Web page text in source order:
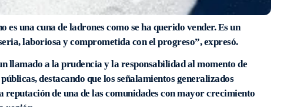
es una cuna de ladrones como se ha querido vender. Es un
laboriosa y comprometida con el progreso”, expresó.
llamado a la prudencia y la responsabilidad al momento de
destacando que los señalamientos generalizados
reputación de una de las comunidades con mayor crecimiento